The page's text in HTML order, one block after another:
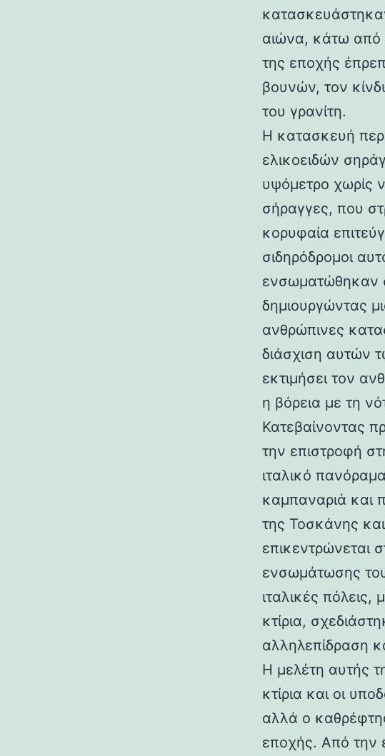
αιώνα, κάτω από
της εποχής
βουνών, τον
του γρανίτη.
Η κατασκευή
ελικοειδών
υψόμετρο χωρίς
σήραγγες, που
κορυφαία
σιδηρόδρομοι
ενσωματώθηκαν
δημιουργώντας
ανθρώπινες
διάσχιση αυτών
εκτιμήσει τον
η βόρεια με τη
Κατεβαίνοντας
την επιστροφή
ιταλικό
καμπαναριά και
της Τοσκάνης
επικεντρώνεται
ενσωμάτωσης
ιταλικές πόλεις,
κτίρια,
αλληλεπίδραση
Η μελέτη αυτής
κτίρια και οι
αλλά ο
εποχής. Από την